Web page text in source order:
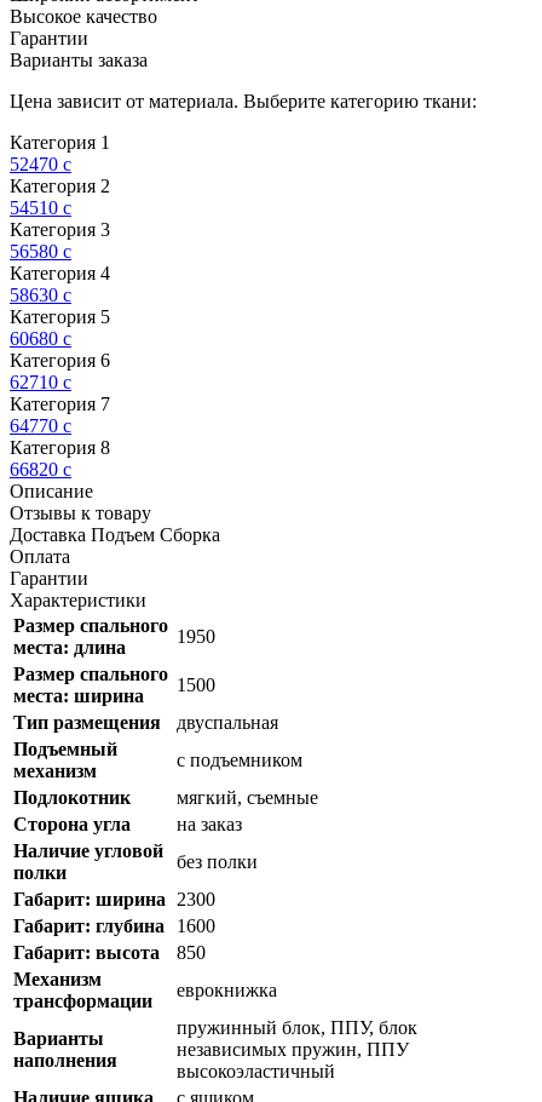
Высокое качество
Гарантии
Варианты заказа
Цена зависит от материала. Выберите категорию ткани:
Категория 1
52470 c
Категория 2
54510 c
Категория 3
56580 c
Категория 4
58630 c
Категория 5
60680 c
Категория 6
62710 c
Категория 7
64770 c
Категория 8
66820 c
Описание
Отзывы к товару
Доставка Подъем Сборка
Оплата
Гарантии
Характеристики
Размер спального
места: длина
1950
Размер спального
места: ширина
1500
Тип размещения
двуспальная
Подъемный
механизм
с подъемником
Подлокотник
мягкий, съемные
Cторона угла
на заказ
Наличие угловой
полки
без полки
Габарит: ширина
2300
Габарит: глубина
1600
Габарит: высота
850
Механизм
трансформации
еврокнижка
Варианты
наполнения
пружинный блок, ППУ, блок
независимых пружин, ППУ
высокоэластичный
Наличие ящика
с ящиком